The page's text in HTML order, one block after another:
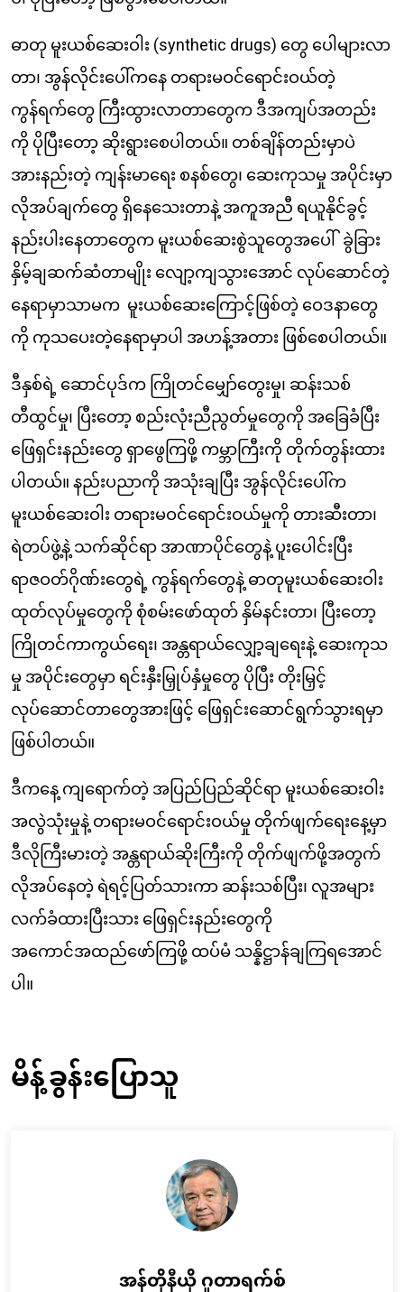
ဓာတု မူးယစ်ဆေးဝါး (synthetic drugs) တွေ ပေါများလာ
တာ၊ အွန်လိုင်းပေါ်ကနေ တရားမဝင်ရောင်းဝယ်တဲ့
ကွန်ရက်တွေ ကြီးထွားလာတာတွေက ဒီအကျပ်အတည်း
ကို ပိုပြီးတော့ ဆိုးရွားစေပါတယ်။ တစ်ချိန်တည်းမှာပဲ
အားနည်းတဲ့ ကျန်းမာရေး စနစ်တွေ၊ ဆေးကုသမှု အပိုင်းမှာ
လိုအပ်ချက်တွေ ရှိနေသေးတာနဲ့ အကူအညီ ရယူနိုင်ခွင့်
နည်းပါးနေတာတွေက မူးယစ်ဆေးစွဲသူတွေအပေါ် ခွဲခြား
နှိမ့်ချဆက်ဆံတာမျိုး လျော့ကျသွားအောင် လုပ်ဆောင်တဲ့
နေရာမှာသာမက မူးယစ်ဆေးကြောင့်ဖြစ်တဲ့ ဝေဒနာတွေ
ကို ကုသပေးတဲ့နေရာမှာပါ အဟန့်အတား ဖြစ်စေပါတယ်။
ဒီနှစ်ရဲ့ ဆောင်ပုဒ်က ကြိုတင်မျှော်တွေးမှု၊ ဆန်းသစ်
တီထွင်မှု၊ ပြီးတော့ စည်းလုံးညီညွတ်မှုတွေကို အခြေခံပြီး
ဖြေရှင်းနည်းတွေ ရှာဖွေကြဖို့ ကမ္ဘာကြီးကို တိုက်တွန်းထား
ပါတယ်။ နည်းပညာကို အသုံးချပြီး အွန်လိုင်းပေါ်က
မူးယစ်ဆေးဝါး တရားမဝင်ရောင်းဝယ်မှုကို တားဆီးတာ၊
ရဲတပ်ဖွဲ့နဲ့ သက်ဆိုင်ရာ အာဏာပိုင်တွေနဲ့ ပူးပေါင်းပြီး
ရာဇဝတ်ဂိုဏ်းတွေရဲ့ ကွန်ရက်တွေနဲ့ ဓာတုမူးယစ်ဆေးဝါး
ထုတ်လုပ်မှုတွေကို စုံစမ်းဖော်ထုတ် နှိမ်နင်းတာ၊ ပြီးတော့
ကြိုတင်ကာကွယ်ရေး၊ အန္တရာယ်လျှော့ချရေးနဲ့ ဆေးကုသ
မှု အပိုင်းတွေမှာ ရင်းနှီးမြှုပ်နှံမှုတွေ ပိုပြီး တိုးမြှင့်
လုပ်ဆောင်တာတွေအားဖြင့် ဖြေရှင်းဆောင်ရွက်သွားရမှာ
ဖြစ်ပါတယ်။
ဒီကနေ့ ကျရောက်တဲ့ အပြည်ပြည်ဆိုင်ရာ မူးယစ်ဆေးဝါး
အလွဲသုံးမှုနဲ့ တရားမဝင်ရောင်းဝယ်မှု တိုက်ဖျက်ရေးနေ့မှာ
ဒီလိုကြီးမားတဲ့ အန္တရာယ်ဆိုးကြီးကို တိုက်ဖျက်ဖို့အတွက်
လိုအပ်နေတဲ့ ရဲရင့်ပြတ်သားကာ ဆန်းသစ်ပြီး၊ လူအများ
လက်ခံထားပြီးသား ဖြေရှင်းနည်းတွေကို
အကောင်အထည်ဖော်ကြဖို့ ထပ်မံ သန္နိဋ္ဌာန်ချကြရအောင်
ပါ။
မိန့်ခွန်းပြောသူ
အန်တိုနီယို ဂူတာရက်စ်